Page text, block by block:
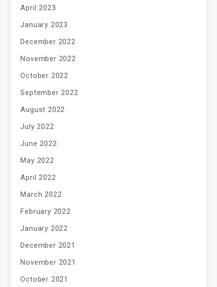
April 2023
January 2023
December 2022
November 2022
October 2022
September 2022
August 2022
July 2022
June 2022
May 2022
April 2022
March 2022
February 2022
January 2022
December 2021
November 2021
October 2021